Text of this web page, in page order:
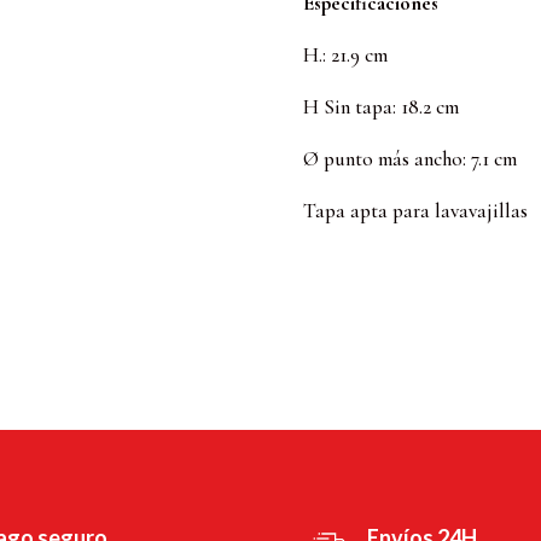
H.: 21.9 cm
H Sin tapa: 18.2 cm
Ø punto más ancho: 7.1 cm
Tapa apta para lavavajillas